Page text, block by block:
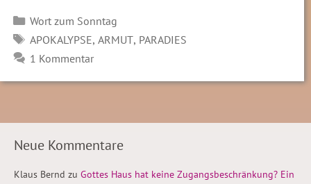
Kategorien
Wort zum Sonntag
SCHLAGWÖRTER
APOKALYPSE, ARMUT, PARADIES
1 Kommentar
Neue Kommentare
Klaus Bernd zu Gottes Haus hat keine Zugangsbeschränkung? Ein